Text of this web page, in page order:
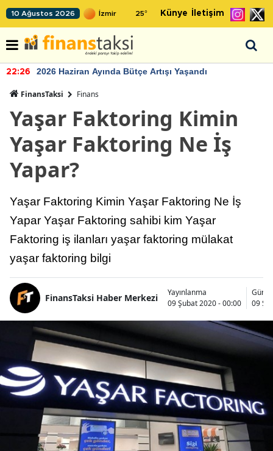
10 Ağustos 2026 25° Künye İletişim
22:26 2026 Haziran Ayında Bütçe Artışı Yaşandı
FinansTaksi Finans
Yaşar Faktoring Kimin
Yaşar Faktoring Ne İş
Yapar?
Yaşar Faktoring Kimin Yaşar Faktoring Ne İş
Yapar Yaşar Faktoring sahibi kim Yaşar
Faktoring iş ilanları yaşar faktoring mülakat
yaşar faktoring bilgi
FinansTaksi Haber Merkezi
Yayınlanma
09 Şubat 2020 - 00:00
09